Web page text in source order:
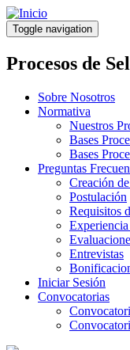
Pasar
al
contenido
principal
Toggle navigation
Procesos de
Sobre Nosotros
Normativa
Nuestros
Bases
Bases
Preguntas
Creación
Postulación
Requisitos
Entrevistas
Iniciar Sesión
Convocatorias